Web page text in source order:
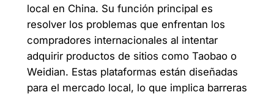
local en China. Su función principal es
resolver los problemas que enfrentan los
compradores internacionales al intentar
adquirir productos de sitios como Taobao o
Weidian. Estas plataformas están diseñadas
para el mercado local, lo que implica barreras